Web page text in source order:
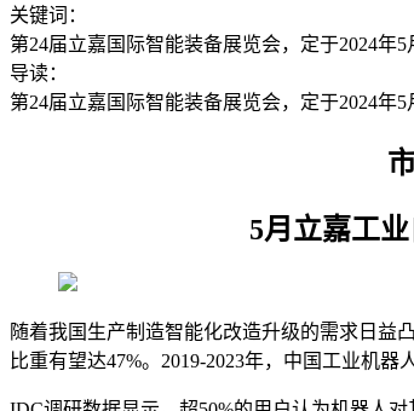
关键词：
第24届立嘉国际智能装备展览会，定于2024年
导读：
第24届立嘉国际智能装备展览会，定于2024年
市场需求
5月立嘉工业自动化
随着我国生产制造智能化改造升级的需求日益
比重有望达47%。2019-2023年，中国工业机器